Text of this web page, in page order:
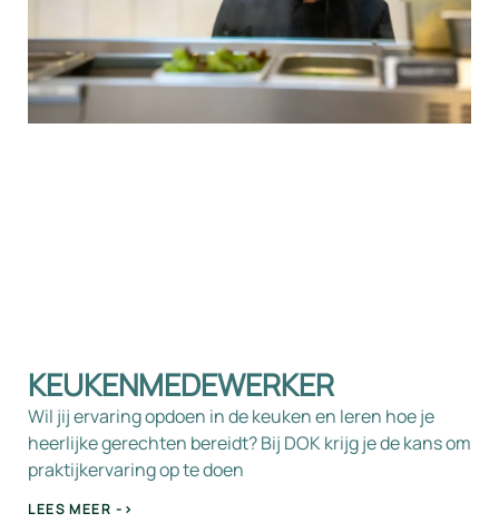
KEUKENMEDEWERKER
Wil jij ervaring opdoen in de keuken en leren hoe je
heerlijke gerechten bereidt? Bij DOK krijg je de kans om
praktijkervaring op te doen
LEES MEER ->